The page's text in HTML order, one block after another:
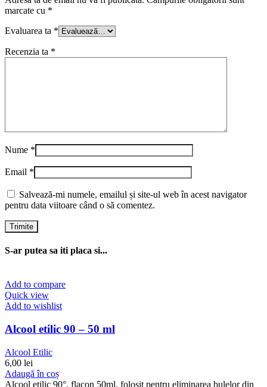
marcate cu *
Evaluarea ta *
Recenzia ta *
Nume *
Email *
Salvează-mi numele, emailul și site-ul web în acest navigator
pentru data viitoare când o să comentez.
S-ar putea sa iti placa si...
Add to compare
Quick view
Add to wishlist
Alcool etilic 90 – 50 ml
Alcool Etilic
6,00 lei
Adaugă în coș
Alcool etilic 90°, flacon 50ml, folosit pentru eliminarea bulelor din